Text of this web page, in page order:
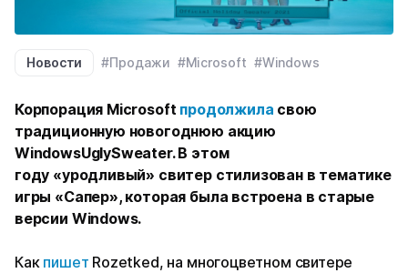
Новости #Продажи #Microsoft #Windows
Корпорация Microsoft продолжила свою
традиционную новогоднюю акцию
WindowsUglySweater. В этом
году «уродливый» свитер стилизован в тематике
игры «Сапер», которая была встроена в старые
версии Windows.
Как пишет Rozetked, на многоцветном свитере